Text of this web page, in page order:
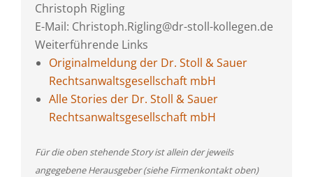
Christoph Rigling
E-Mail: Christoph.Rigling@dr-stoll-kollegen.de
Weiterführende Links
Originalmeldung der Dr. Stoll & Sauer
Rechtsanwaltsgesellschaft mbH
Alle Stories der Dr. Stoll & Sauer
Rechtsanwaltsgesellschaft mbH
Für die oben stehende Story ist allein der jeweils
angegebene Herausgeber (siehe Firmenkontakt oben)